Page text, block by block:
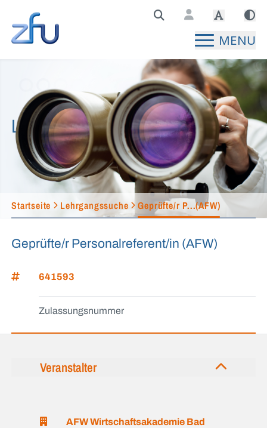
Zentralstelle für Fernunterricht Hauptseite
MENU
Lehrgangssuche
Startseite Lehrgangssuche Geprüfte/r P...(AFW)
Geprüfte/r Personalreferent/in (AFW)
641593
Zulassungsnummer
Veranstalter
AFW Wirtschaftsakademie Bad